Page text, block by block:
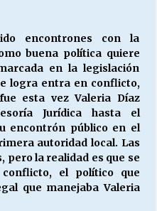
HONORARIOS, DESPIDOS
encontrones con la
buena política quiere
en la legislación
logra entra en conflicto,
esta vez Valeria Díaz
Jurídica hasta el
encontrón público en el
autoridad local. Las
pero la realidad es que se
el político que
que manejaba Valeria